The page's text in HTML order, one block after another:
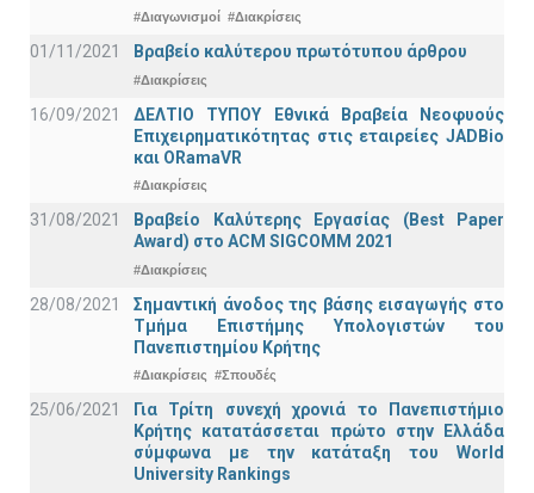
#Διαγωνισμοί #Διακρίσεις
01/11/2021 Bραβείο καλύτερου πρωτότυπου άρθρου
#Διακρίσεις
16/09/2021
ΔΕΛΤΙΟ ΤΥΠΟΥ Εθνικά Βραβεία Νεοφυούς
Επιχειρηματικότητας στις εταιρείες JADBio
και ORamaVR
#Διακρίσεις
31/08/2021
Βραβείο Καλύτερης Εργασίας (Best Paper
Award) στο ACM SIGCOMM 2021
#Διακρίσεις
28/08/2021
Σημαντική άνοδος της βάσης εισαγωγής στο
Τμήμα Επιστήμης Υπολογιστών του
Πανεπιστημίου Κρήτης
#Διακρίσεις #Σπουδές
25/06/2021
Για Τρίτη συνεχή χρονιά το Πανεπιστήμιο
Κρήτης κατατάσσεται πρώτο στην Ελλάδα
σύμφωνα με την κατάταξη του World
University Rankings